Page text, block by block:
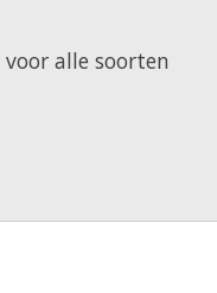
alle soorten